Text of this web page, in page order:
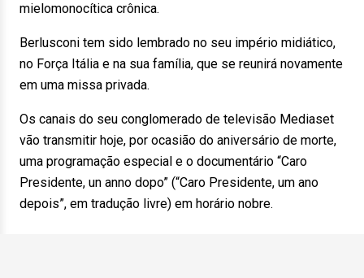
mielomonocítica crônica.
Berlusconi tem sido lembrado no seu império midiático,
no Força Itália e na sua família, que se reunirá novamente
em uma missa privada.
Os canais do seu conglomerado de televisão Mediaset
vão transmitir hoje, por ocasião do aniversário de morte,
uma programação especial e o documentário “Caro
Presidente, un anno dopo” (“Caro Presidente, um ano
depois”, em tradução livre) em horário nobre.